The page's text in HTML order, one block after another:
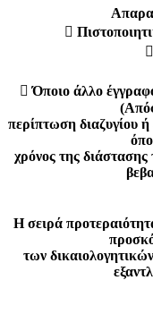

 Όποιο άλλο
περίπτωση διαζυγίου
χρόνος της
Η σειρά
των